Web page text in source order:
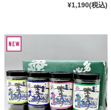
¥1,190(税込)